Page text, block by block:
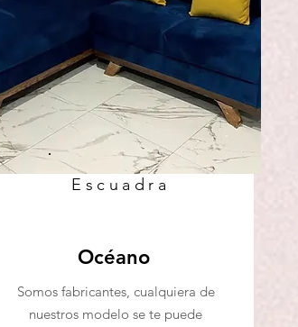
Escuadra
Océano
Somos fabricantes, cualquiera de
nuestros modelo se te puede